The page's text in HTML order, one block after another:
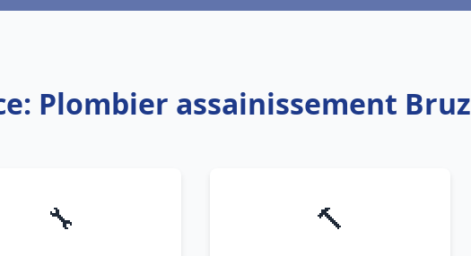
Plombier assainissement Bruz
🔧 🔨